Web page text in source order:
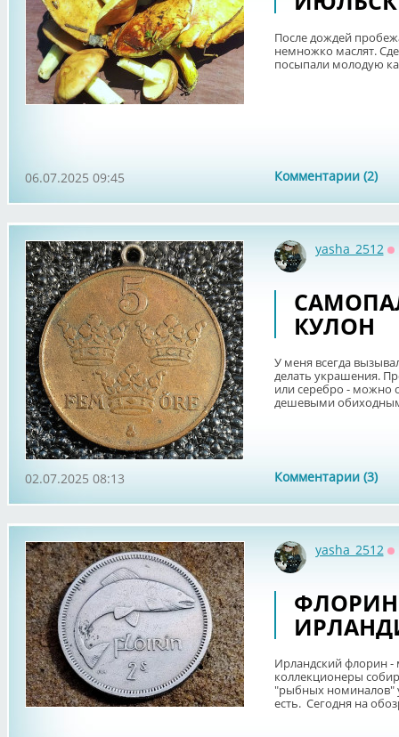
После дождей
немножко маслят.
посыпали молодую
Комментарии (2)
06.07.2025 09:45
yasha_2512
КУЛОН
У меня всегда
делать украшения.
или серебро - можно
дешевыми
Комментарии (3)
02.07.2025 08:13
yasha_2512
Ирландский флорин -
коллекционеры
"рыбных номиналов" у
есть. Сегодня на